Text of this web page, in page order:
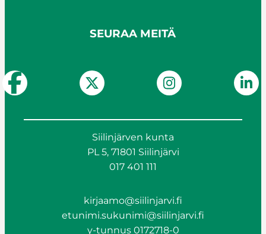
SEURAA MEITÄ
Siilinjärven kunta
PL 5, 71801 Siilinjärvi
017 401 111
kirjaamo@siilinjarvi.fi
etunimi.sukunimi@siilinjarvi.fi
y-tunnus 0172718-0